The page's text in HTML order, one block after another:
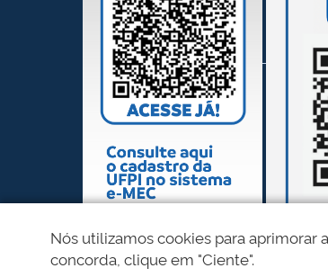
Nós utilizamos cookies para aprimorar
concorda, clique em "Ciente".